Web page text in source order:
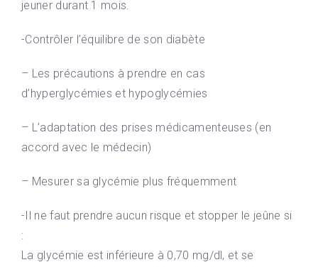
jeuner durant 1 mois.
-Contrôler l’équilibre de son diabète
– Les précautions à prendre en cas
d’hyperglycémies et hypoglycémies
– L’adaptation des prises médicamenteuses (en
accord avec le médecin)
– Mesurer sa glycémie plus fréquemment
-Il ne faut prendre aucun risque et stopper le jeûne si
:
La glycémie est inférieure à 0,70 mg/dl, et se